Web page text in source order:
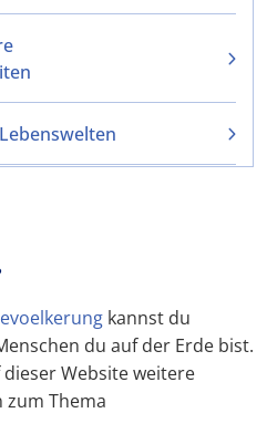
kannst du
du auf der Erde bist.
Website weitere
Thema